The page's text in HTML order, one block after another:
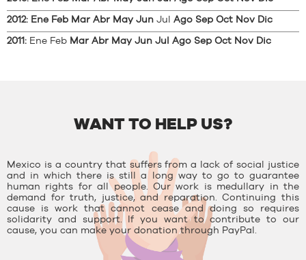
2012: Ene Feb Mar Abr May Jun Jul Ago Sep Oct Nov Dic
2011: Ene Feb Mar Abr May Jun Jul Ago Sep Oct Nov Dic
WANT TO HELP US?
Mexico is a country that suffers from a lack of social justice
and in which there is still a long way to go to guarantee
human rights for all people. Our work is medullary in the
demand for truth, justice, and reparation. Continuing this
cause is work that cannot cease and doing so requires
solidarity and support. If you want to contribute to our
cause, you can make your donation through PayPal.